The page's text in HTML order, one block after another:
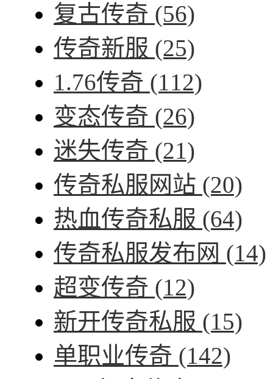
复古传奇 (56)
传奇新服 (25)
1.76传奇 (112)
变态传奇 (26)
迷失传奇 (21)
传奇私服网站 (20)
热血传奇私服 (64)
传奇私服发布网 (14)
超变传奇 (12)
新开传奇私服 (15)
单职业传奇 (142)